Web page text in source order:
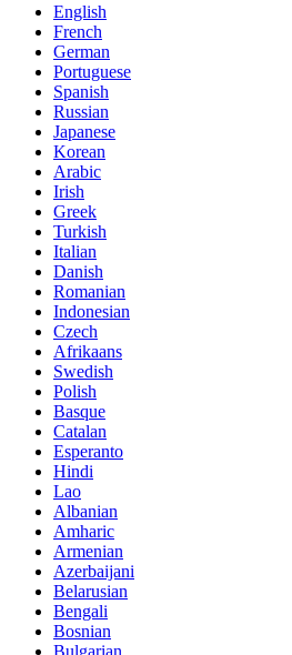
English
French
German
Portuguese
Spanish
Russian
Japanese
Korean
Arabic
Irish
Greek
Turkish
Italian
Danish
Romanian
Indonesian
Czech
Afrikaans
Swedish
Polish
Basque
Catalan
Esperanto
Hindi
Lao
Albanian
Amharic
Armenian
Azerbaijani
Belarusian
Bengali
Bosnian
Bulgarian